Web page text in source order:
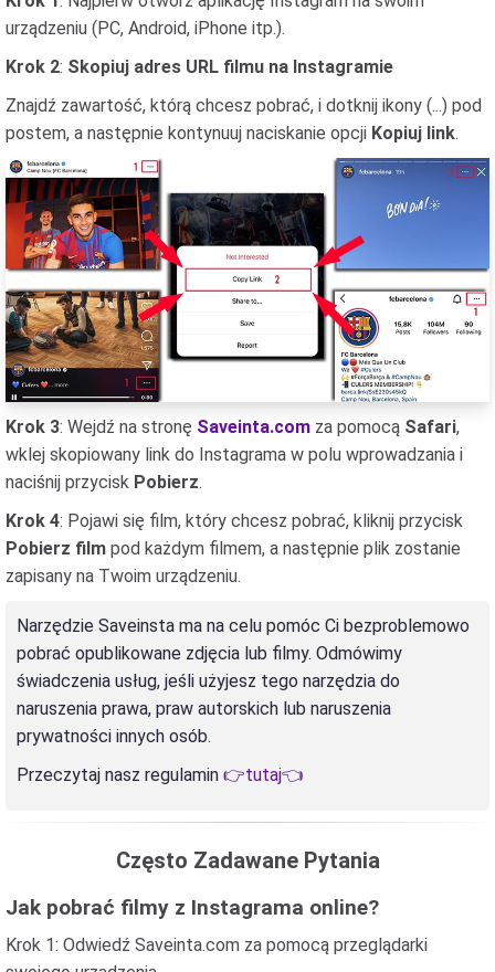
urządzeniu (PC, Android, iPhone itp.).
Krok 2: Skopiuj adres URL filmu na Instagramie
Znajdź zawartość, którą chcesz pobrać, i dotknij ikony (...) pod
postem, a następnie kontynuuj naciskanie opcji Kopiuj link.
Krok 3: Wejdź na stronę Saveinta.com za pomocą Safari,
wklej skopiowany link do Instagrama w polu wprowadzania i
naciśnij przycisk Pobierz.
Krok 4: Pojawi się film, który chcesz pobrać, kliknij przycisk
Pobierz film pod każdym filmem, a następnie plik zostanie
zapisany na Twoim urządzeniu.
Narzędzie Saveinsta ma na celu pomóc Ci bezproblemowo
pobrać opublikowane zdjęcia lub filmy. Odmówimy
świadczenia usług, jeśli użyjesz tego narzędzia do
naruszenia prawa, praw autorskich lub naruszenia
prywatności innych osób.
Przeczytaj nasz regulamin 👉tutaj👈
Często Zadawane Pytania
Jak pobrać filmy z Instagrama online?
Krok 1: Odwiedź Saveinta.com za pomocą przeglądarki